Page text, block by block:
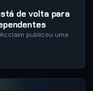
de volta para
publicou uma